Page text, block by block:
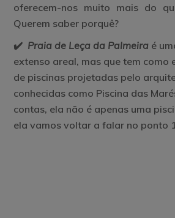
oferecem-nos muito mais do
Querem saber porquê?
✔️ Praia de Leça da Palmeira é
extenso areal, mas que tem como
de piscinas projetadas pelo
conhecidas como Piscina das
contas, ela não é apenas uma
ela vamos voltar a falar no ponto